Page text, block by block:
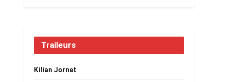
Traileurs
Kilian Jornet